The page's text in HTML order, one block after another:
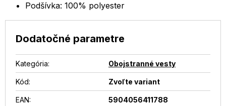
Podšívka: 100% polyester
Dodatočné parametre
Kategória: Obojstranné vesty
Kód: Zvoľte variant
EAN: 5904056411788